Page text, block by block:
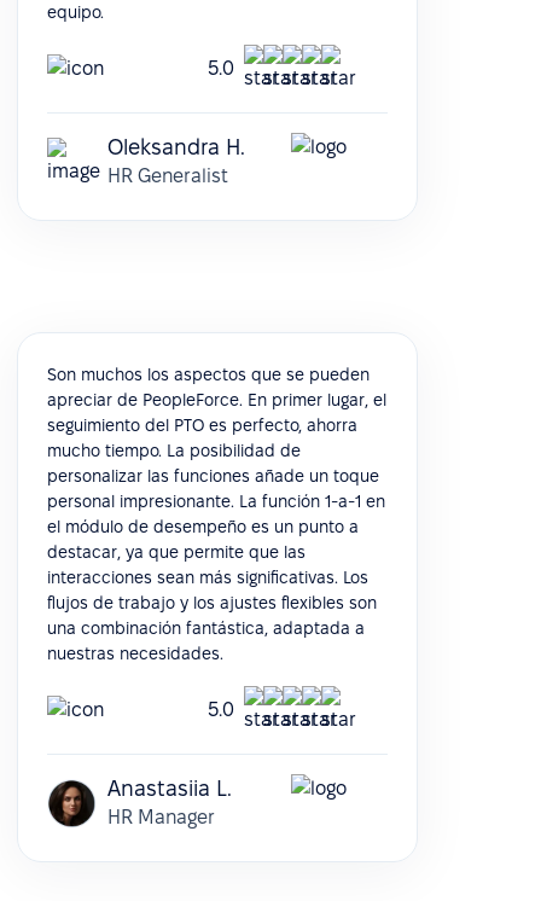
equipo.
5.0
Oleksandra H.
HR Generalist
Son muchos los aspectos que se pueden
apreciar de PeopleForce. En primer lugar, el
seguimiento del PTO es perfecto, ahorra
mucho tiempo. La posibilidad de
personalizar las funciones añade un toque
personal impresionante. La función 1-a-1 en
el módulo de desempeño es un punto a
destacar, ya que permite que las
interacciones sean más significativas. Los
flujos de trabajo y los ajustes flexibles son
una combinación fantástica, adaptada a
nuestras necesidades.
5.0
Anastasiia L.
HR Manager